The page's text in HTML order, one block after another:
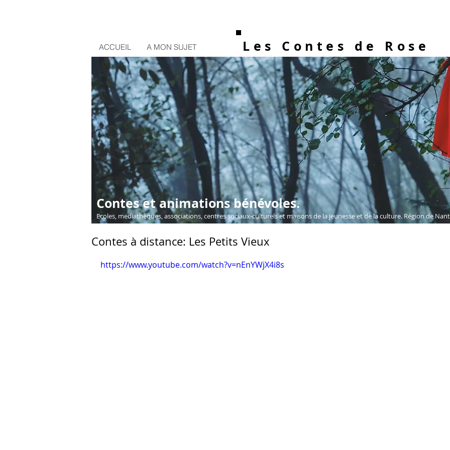
Les Contes de Rose
ACCUEIL A MON SUJET
Contes et animations bénévoles.
Ecoles, mediathèques, associations, centres sociaux-culturels et maisons de la jeunesse et de la culture. Région de
Contes à distance: Les Petits Vieux
https://www.youtube.com/watch?v=nEnYWjX4i8s